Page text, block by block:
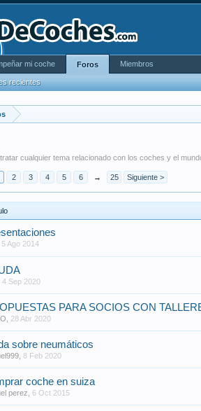
cualquier tema relacionado con los coches y el
2 3 4 5 6 → 25 Siguiente >
5 Ago 2014
,4 Sep 2020
PARA SOCIOS CON
28 Abr 2020
sobre neumáticos
,8 Feb 2020
coche en suiza
perez 6 Oct 2015
mi coche Foros
recientes
Miembros